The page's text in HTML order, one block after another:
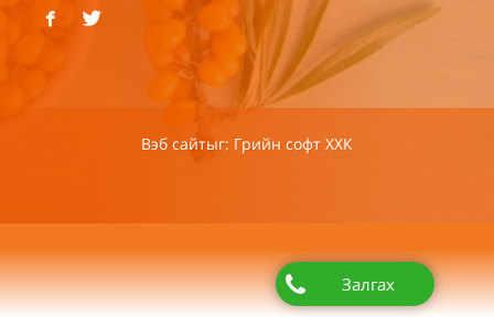
Вэб сайтыг: Грийн софт ХХК
Залгах